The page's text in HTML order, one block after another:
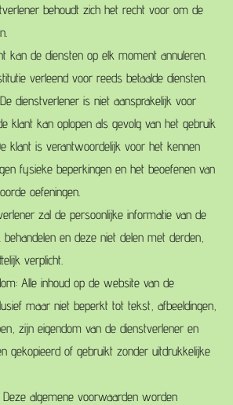
behoudt zich het recht voor om de
kan de diensten op elk moment annuleren.
verleend voor reeds betaalde diensten.
dienstverlener is niet aansprakelijk voor
klant kan oplopen als gevolg van het gebruik
klant is verantwoordelijk voor het kennen
fysieke beperkingen en het beoefenen van
oefeningen.
zal de persoonlijke informatie van de
en deze niet delen met derden,
verplicht.
Alle inhoud op de website van de
maar niet beperkt tot tekst, afbeeldingen,
zijn eigendom van de dienstverlener en
gekopieerd of gebruikt zonder uitdrukkelijke
Deze algemene voorwaarden worden